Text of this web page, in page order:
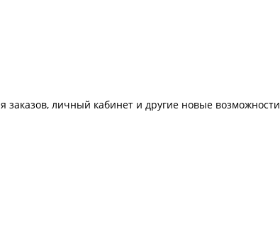
заказов, личный кабинет и другие новые возможности